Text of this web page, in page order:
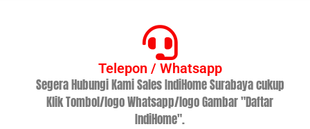
Telepon / Whatsapp
Segera Hubungi Kami Sales IndiHome Surabaya cukup
Klik Tombol/logo Whatsapp/logo Gambar "Daftar
IndiHome".